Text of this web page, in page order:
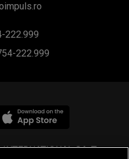
222.999
222.999
SA, Toate